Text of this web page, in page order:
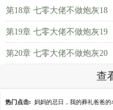
第18章 七零大佬不做炮灰18
第19章 七零大佬不做炮灰19
第20章 七零大佬不做炮灰20
查
热门点击: 妈妈的忌日，我的葬礼爸爸的